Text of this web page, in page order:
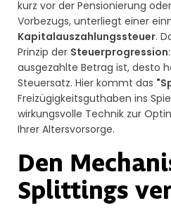
kurz vor der Pensionierung
Vorbezugs, unterliegt einer
Kapitalauszahlungssteuer.
Prinzip der Steuerprogression
ausgezahlte Betrag ist, desto
Steuersatz. Hier kommt das
Freizügigkeitsguthaben ins
wirkungsvolle Technik zur
Ihrer Altersvorsorge.
Den
Splittings